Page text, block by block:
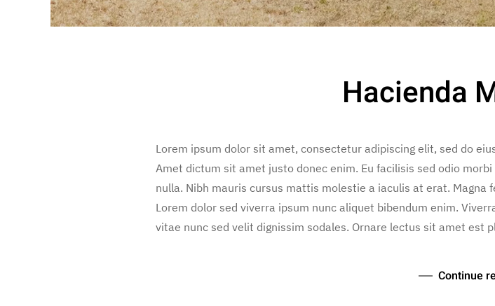
Hacienda
Lorem ipsum dolor sit amet, consectetur adipiscing elit, sed do
Amet dictum sit amet justo donec enim. Eu facilisis sed odio
nulla. Nibh mauris cursus mattis molestie a iaculis at erat.
Lorem dolor sed viverra ipsum nunc aliquet bibendum enim.
vitae nunc sed velit dignissim sodales. Ornare lectus sit amet est
Continue